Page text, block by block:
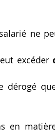
ne
excéder
dérogé
en